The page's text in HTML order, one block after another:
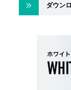
ダウン